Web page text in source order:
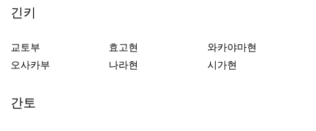
긴키
교토부 효고현
와카야마현
오사카부
나라현 시가현
간토